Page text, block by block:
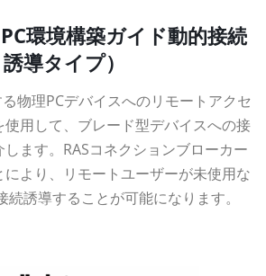
環境構築ガイド動的接続
誘導タイプ）
物理PCデバイスへのリモートアクセ
用して、ブレード型デバイスへの接
ます。RASコネクションブローカー
より、リモートユーザーが未使用な
続誘導することが可能になります。